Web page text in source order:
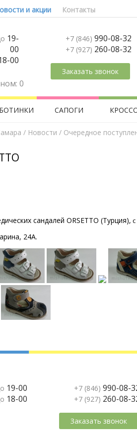
и акции Контакты
19-
00
00
0
+7 (846) 990-08-32
+7 (927) 260-08-32
Заказать звонок
САПОГИ
/ Новости / Очередное
сандалей ORSETTO (Турция),
24А.
19-00
18-00
+7 (846) 990-08-
+7 (927) 260-08-
Заказать звонок